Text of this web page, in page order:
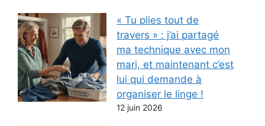
« Tu plies tout de
travers » : j’ai partagé
ma technique avec mon
mari, et maintenant c’est
lui qui demande à
organiser le linge !
12 juin 2026